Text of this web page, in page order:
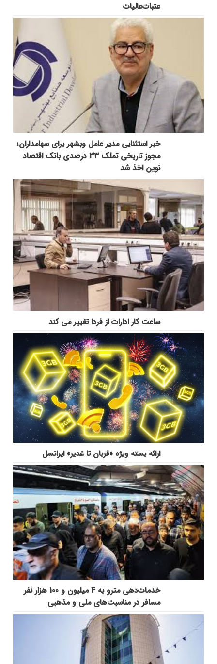
عتبات‌عالیات
خبر استثنایی مدیر عامل وبشهر برای سهامداران؛
مجوز تاریخی تملک ۳۳ درصدی بانک اقتصاد
نوین اخذ شد
ساعت کار ادارات از فردا تغییر می کند
ارائه بسته ویژه «قربان تا غدیر» ایرانسل
خدمات‌دهي مترو به 4 ميليون و 100 هزار نفر
مسافر در مناسبت‌هاي ملي و مذهبي